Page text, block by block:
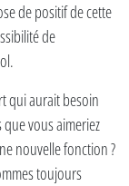
de positif de cette
de
qui aurait besoin
vous aimeriez
nouvelle fonction ?
toujours